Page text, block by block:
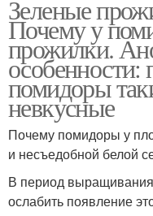
Зеленые
Почему у
прожилки.
особенности:
помидоры
невкусные
Почему помидоры у
и несъедобной белой
В период
ослабить появление